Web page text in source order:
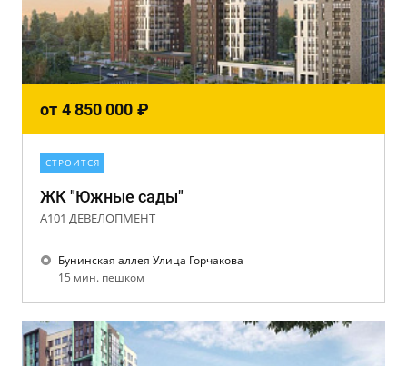
от 4 850 000 ₽
СТРОИТСЯ
ЖК "Южные сады"
А101 ДЕВЕЛОПМЕНТ
Бунинская аллея Улица Горчакова
15 мин. пешком